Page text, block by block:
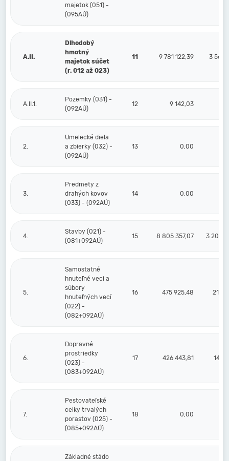
majetok (051) -
(095AÚ)
A.II.
Dlhodobý
hmotný
majetok súčet
(r. 012 až 023)
11 9 781 122,39 3 567
A.II.1.
Pozemky (031) -
(092AÚ)
12 9 142,03
2.
Umelecké diela
a zbierky (032) -
(092AÚ)
13 0,00
3.
Predmety z
drahých kovov
(033) - (092AÚ)
14 0,00
4.
Stavby (021) -
(081+092AÚ)
15 8 805 357,07 3 205
5.
Samostatné
hnuteľné veci a
súbory
hnuteľných vecí
(022) -
(082+092AÚ)
16 475 925,48 212
6.
Dopravné
prostriedky
(023) -
(083+092AÚ)
17 426 443,81 149
7.
Pestovateľské
celky trvalých
porastov (025) -
(085+092AÚ)
18 0,00
Základné stádo